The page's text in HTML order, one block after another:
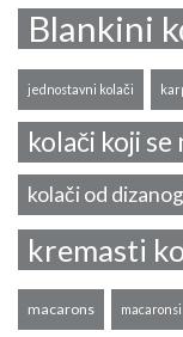
Blankini
jednostavni kolači
kolači koji se
kolači od
kremasti
macarons macaronsi